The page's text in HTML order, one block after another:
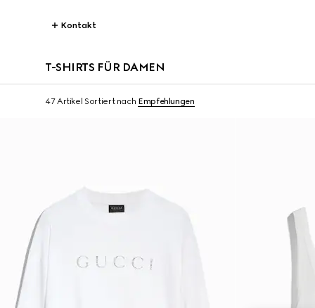
Kontakt
T-SHIRTS FÜR DAMEN
47 Artikel Sortiert nach Empfehlungen